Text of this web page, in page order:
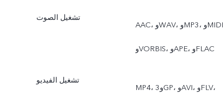
تشغيل الصوت
AAC، وWAV، وMP3، وMIDI،
وVORBIS، وAPE، وFLAC
تشغيل الفيديو
MP4، و3GP، وAVI، وFLV،